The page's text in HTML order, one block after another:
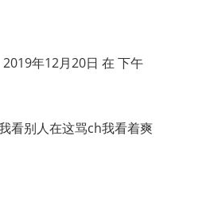
2019年12月20日 在 下午
看别人在这骂ch我看着爽